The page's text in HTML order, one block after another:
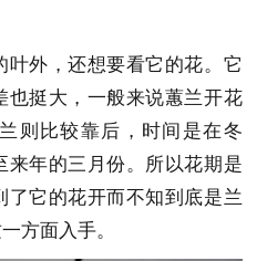
外，还想要看它的花。它
也挺大，一般来说蕙兰开花
则比较靠后，时间是在冬
来年的三月份。所以花期是
了它的花开而不知到底是兰
方面入手。